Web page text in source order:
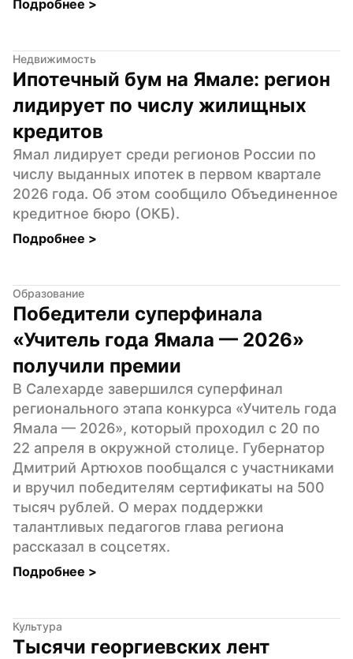
Подробнее >
Недвижимость
Ипотечный бум на Ямале: регион
лидирует по числу жилищных
кредитов
Ямал лидирует среди регионов России по
числу выданных ипотек в первом квартале
2026 года. Об этом сообщило Объединенное
кредитное бюро (ОКБ).
Подробнее >
Образование
Победители суперфинала
«Учитель года Ямала — 2026»
получили премии
В Салехарде завершился суперфинал
регионального этапа конкурса «Учитель года
Ямала — 2026», который проходил с 20 по
22 апреля в окружной столице. Губернатор
Дмитрий Артюхов пообщался с участниками
и вручил победителям сертификаты на 500
тысяч рублей. О мерах поддержки
талантливых педагогов глава региона
рассказал в соцсетях.
Подробнее >
Культура
Тысячи георгиевских лент